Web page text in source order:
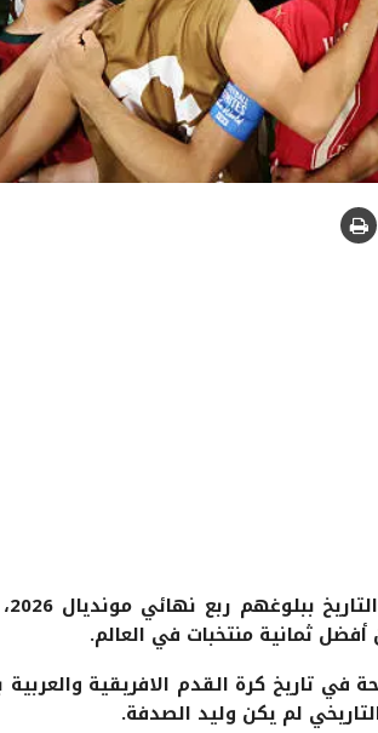
أفضل ثمانية منتخبات في العالم.
في تاريخ كرة القدم الافريقية